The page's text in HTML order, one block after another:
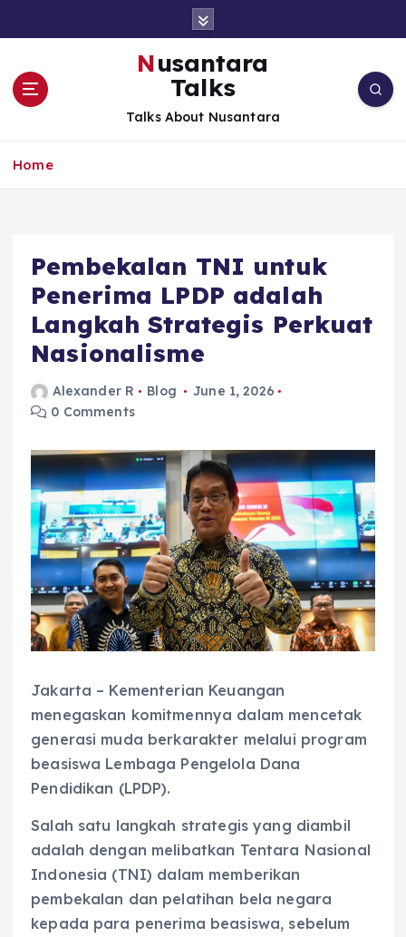
Nusantara
Talks
Talks About Nusantara
Home
Pembekalan TNI untuk
Penerima LPDP adalah
Langkah Strategis Perkuat
Nasionalisme
Alexander R Blog
June 1, 2026
0 Comments
Jakarta – Kementerian Keuangan
menegaskan komitmennya dalam mencetak
generasi muda berkarakter melalui program
beasiswa Lembaga Pengelola Dana
Pendidikan (LPDP).
Salah satu langkah strategis yang diambil
adalah dengan melibatkan Tentara Nasional
Indonesia (TNI) dalam memberikan
pembekalan dan pelatihan bela negara
kepada para penerima beasiswa, sebelum